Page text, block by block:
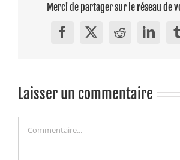
Merci de partager sur le réseau de
Facebook
X Reddit
Laisser un commentaire